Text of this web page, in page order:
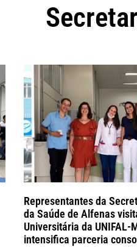
Representantes da
da Saúde de Alfenas
Universitária da UNIFAL-
intensifica parceria